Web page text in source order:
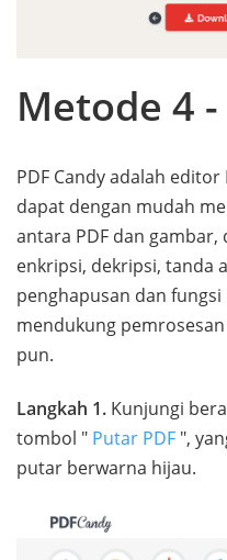
Metode 4 -
PDF Candy adalah
dapat dengan mudah
antara PDF dan
enkripsi, dekripsi, tanda
penghapusan dan
mendukung
pun.
Langkah 1. Kunjungi
tombol " Putar PDF ",
putar berwarna hijau.